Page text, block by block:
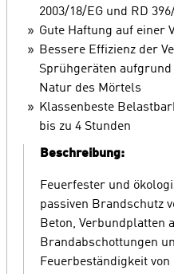
2003/18/EG und RD
Gute Haftung auf einer
Bessere Effizienz der
Sprühgeräten
Natur des Mörtels
Klassenbeste
bis zu 4 Stunden
Beschreibung:
Feuerfester und
passiven Brandschutz
Beton, Verbundplatten
Brandabschottungen
Feuerbeständigkeit